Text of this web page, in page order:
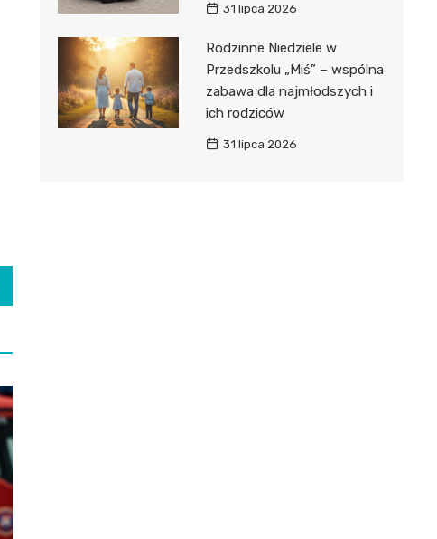
31 lipca 2026
Rodzinne Niedziele w
Przedszkolu „Miś” – wspólna
zabawa dla najmłodszych i
ich rodziców
31 lipca 2026